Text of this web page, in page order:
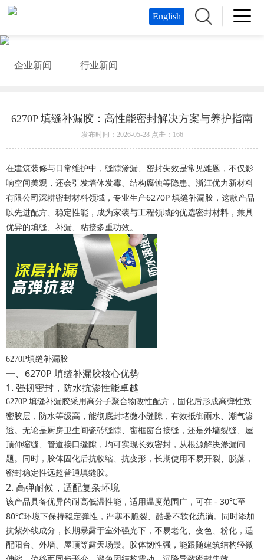
English
企业新闻 行业新闻
6270P 填缝补漏胶：高性能密封解决方案与养护指南
发布时间：2026-05-28 点击：166
在建筑装修与日常维护中，缝隙渗漏、密封失效是常见难题，不仅影
响空间美观，还会引发墙体发霉、结构腐蚀等隐患。 浙江优力新材料
有限公司深耕密封材料领域，专业生产6270P 填缝补漏胶 ，这款产品
以先进配方、稳定性能，成为家装与工程领域的优选密封材料，兼具
优异的填缝、补漏、粘接多重功效。
6270P填缝补漏胶
一、6270P 填缝补漏胶核心优势
1. 强韧密封，防水抗渗性能卓越
6270P 填缝补漏胶采用高分子聚合物改性配方，固化后形成高弹性致
密胶层， 防水等级高，能彻底封堵微小缝隙 ，有效抵御雨水、潮气渗
透。无论是厨房卫生间瓷砖缝隙、窗框窗台接缝，还是外墙裂缝、屋
顶伸缩缝、管道接口缝隙，均可实现长效密封，从根源解决渗漏问
题。同时，胶体固化后抗收缩、抗变形，长期使用不易开裂、脱落，
密封稳定性远超普通填缝胶。
2. 高弹耐候，适配复杂环境
该产品具备优异的耐高低温性能， 适用温度范围广，可在 - 30℃至
80℃环境下保持稳定弹性 ，严寒不脆裂、酷暑不软化流淌。同时添加
抗紫外线成分，长期暴露于室外强光下，不易老化、变色、粉化，适
配阳台、外墙、屋顶等露天场景。胶体韧性强，能跟随建筑结构轻微